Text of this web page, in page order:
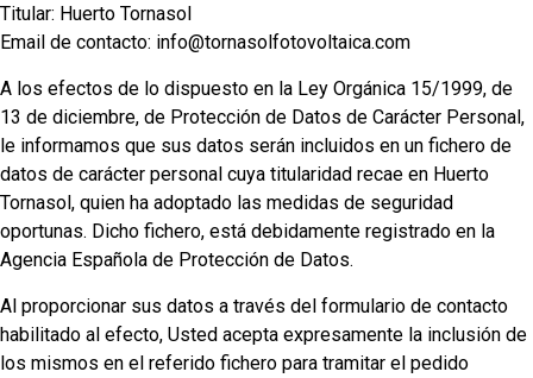
Titular: Huerto Tornasol
Email de contacto: info@tornasolfotovoltaica.com
A los efectos de lo dispuesto en la Ley Orgánica 15/1999, de
13 de diciembre, de Protección de Datos de Carácter Personal,
le informamos que sus datos serán incluidos en un fichero de
datos de carácter personal cuya titularidad recae en Huerto
Tornasol, quien ha adoptado las medidas de seguridad
oportunas. Dicho fichero, está debidamente registrado en la
Agencia Española de Protección de Datos.
Al proporcionar sus datos a través del formulario de contacto
habilitado al efecto, Usted acepta expresamente la inclusión de
los mismos en el referido fichero para tramitar el pedido